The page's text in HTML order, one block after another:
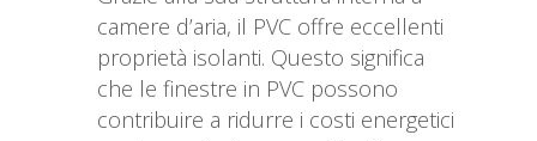
camere d’aria, il PVC offre eccellenti
proprietà isolanti. Questo significa
che le finestre in PVC possono
contribuire a ridurre i costi energetici